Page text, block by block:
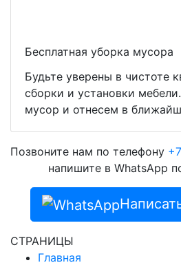
Бесплатная уборка мусора
Будьте уверены в чистоте
сборки и установки
мусор и отнесем в
Позвоните нам по телефону
напишите в WhatsApp
СТРАНИЦЫ
Главная